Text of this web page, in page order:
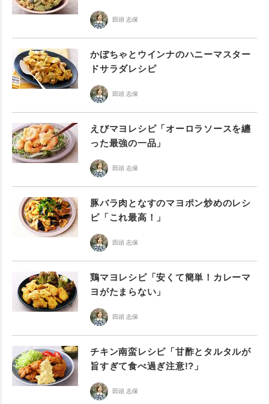
田頭 志保
かぼちゃとウインナのハニーマスター
ドサラダレシピ
田頭 志保
えびマヨレシピ「オーロラソースを纏
った最強の一品」
田頭 志保
豚バラ肉となすのマヨポン炒めのレシ
ピ「これ最高！」
田頭 志保
鶏マヨレシピ「安くて簡単！カレーマ
ヨがたまらない」
田頭 志保
チキン南蛮レシピ「甘酢とタルタルが
旨すぎて食べ過ぎ注意!?」
田頭 志保